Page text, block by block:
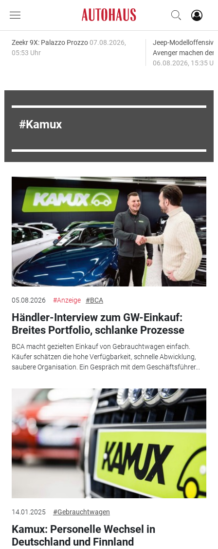
Zeekr 9X: Palazzo Prozzo 07.08.2026,
05:53 Uhr
Jeep-
Avenger machen
06.08.2026, 15:35
Kamux
05.08.2026 #Anzeige #BCA
Händler-Interview zum GW-Einkauf:
Breites Portfolio, schlanke Prozesse
BCA macht gezielten Einkauf von Gebrauchtwagen einfach.
Käufer schätzen die hohe Verfügbarkeit, schnelle Abwicklung,
saubere Organisation. Ein Gespräch mit dem Geschäftsführer...
14.01.2025 #Gebrauchtwagen
Kamux: Personelle Wechsel in
Deutschland und Finnland